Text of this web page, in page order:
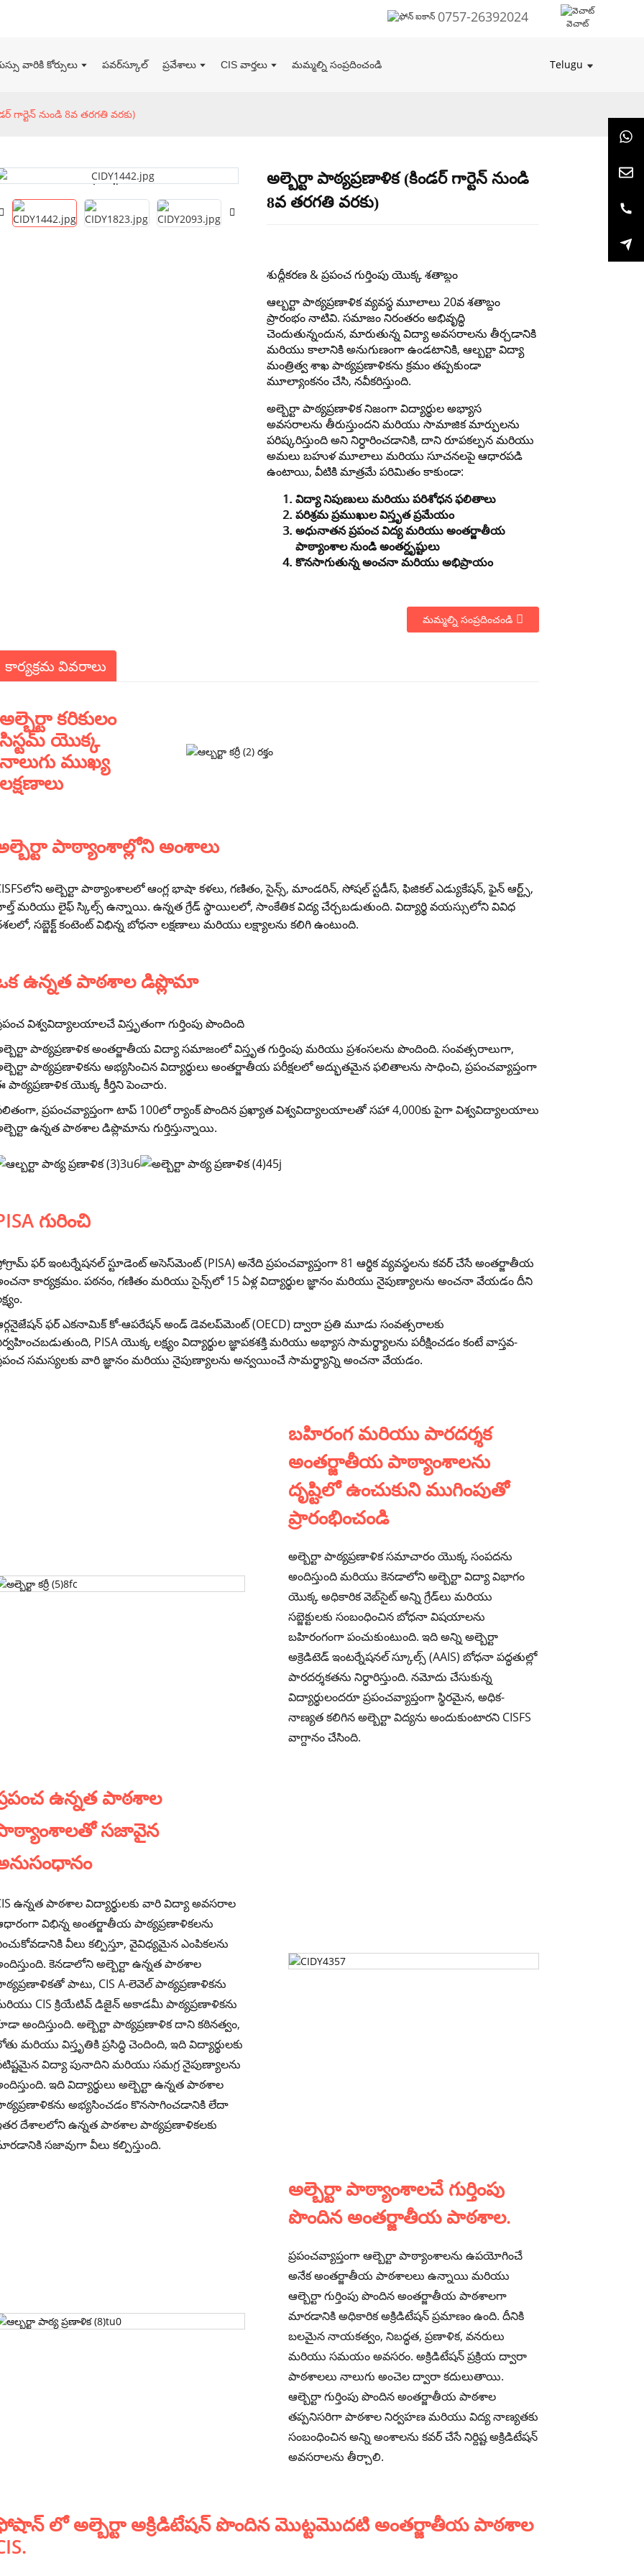
0757-26392024 వెచాట్
వారికి కోర్సులు పవర్‌స్కూల్ ప్రవేశాలు CIS వార్తలు మమ్మల్ని సంప్రదించండి Telugu
గార్టెన్ నుండి 8వ తరగతి వరకు)
Loading...
Loading... Loading...
Loading...
అల్బెర్టా పాఠ్యప్రణాళిక (కిండర్ గార్టెన్ నుండి
8వ తరగతి వరకు)
శుద్ధీకరణ & ప్రపంచ గుర్తింపు యొక్క శతాబ్దం
ఆల్బర్టా పాఠ్యప్రణాళిక వ్యవస్థ మూలాలు 20వ శతాబ్దం
ప్రారంభం నాటివి. సమాజం నిరంతరం అభివృద్ధి
చెందుతున్నందున, మారుతున్న విద్యా అవసరాలను తీర్చడానికి
మరియు కాలానికి అనుగుణంగా ఉండటానికి, ఆల్బర్టా విద్యా
మంత్రిత్వ శాఖ పాఠ్యప్రణాళికను క్రమం తప్పకుండా
మూల్యాంకనం చేసి, నవీకరిస్తుంది.
అల్బెర్టా పాఠ్యప్రణాళిక నిజంగా విద్యార్థుల అభ్యాస
అవసరాలను తీరుస్తుందని మరియు సామాజిక మార్పులను
పరిష్కరిస్తుంది అని నిర్ధారించడానికి, దాని రూపకల్పన మరియు
అమలు బహుళ మూలాలు మరియు సూచనలపై ఆధారపడి
ఉంటాయి, వీటికి మాత్రమే పరిమితం కాకుండా:
విద్యా నిపుణులు మరియు పరిశోధన ఫలితాలు
పరిశ్రమ ప్రముఖుల విస్తృత ప్రమేయం
అధునాతన ప్రపంచ విద్య మరియు అంతర్జాతీయ
పాఠ్యాంశాల నుండి అంతర్దృష్టులు
కొనసాగుతున్న అంచనా మరియు అభిప్రాయం
మమ్మల్ని సంప్రదించండి
కార్యక్రమ వివరాలు
అల్బెర్టా కరికులం
సిస్టమ్ యొక్క
నాలుగు ముఖ్య
లక్షణాలు
పాఠ్యాంశాల్లోని అంశాలు
అల్బెర్టా పాఠ్యాంశాలలో ఆంగ్ల భాషా కళలు, గణితం, సైన్స్, మాండరిన్, సోషల్ స్టడీస్, ఫిజికల్ ఎడ్యుకేషన్, ఫైన్ ఆర్ట్స్,
మరియు లైఫ్ స్కిల్స్ ఉన్నాయి. ఉన్నత గ్రేడ్ స్థాయిలలో, సాంకేతిక విద్య చేర్చబడుతుంది. విద్యార్థి వయస్సులోని వివిధ
సబ్జెక్ట్ కంటెంట్ విభిన్న బోధనా లక్షణాలు మరియు లక్ష్యాలను కలిగి ఉంటుంది.
ఉన్నత పాఠశాల డిప్లొమా
విశ్వవిద్యాలయాలచే విస్తృతంగా గుర్తింపు పొందింది
పాఠ్యప్రణాళిక అంతర్జాతీయ విద్యా సమాజంలో విస్తృత గుర్తింపు మరియు ప్రశంసలను పొందింది. సంవత్సరాలుగా,
పాఠ్యప్రణాళికను అభ్యసించిన విద్యార్థులు అంతర్జాతీయ పరీక్షలలో అద్భుతమైన ఫలితాలను సాధించి, ప్రపంచవ్యాప్తంగా
పాఠ్యప్రణాళిక యొక్క కీర్తిని పెంచారు.
ప్రపంచవ్యాప్తంగా టాప్ 100లో ర్యాంక్ పొందిన ప్రఖ్యాత విశ్వవిద్యాలయాలతో సహా 4,000కు పైగా విశ్వవిద్యాలయాలు
ఉన్నత పాఠశాల డిప్లొమాను గుర్తిస్తున్నాయి.
గురించి
ఫర్ ఇంటర్నేషనల్ స్టూడెంట్ అసెస్‌మెంట్ (PISA) అనేది ప్రపంచవ్యాప్తంగా 81 ఆర్థిక వ్యవస్థలను కవర్ చేసే అంతర్జాతీయ
కార్యక్రమం. పఠనం, గణితం మరియు సైన్స్‌లో 15 ఏళ్ల విద్యార్థుల జ్ఞానం మరియు నైపుణ్యాలను అంచనా వేయడం దీని
ఫర్ ఎకనామిక్ కో-ఆపరేషన్ అండ్ డెవలప్‌మెంట్ (OECD) ద్వారా ప్రతి మూడు సంవత్సరాలకు
PISA యొక్క లక్ష్యం విద్యార్థుల జ్ఞాపకశక్తి మరియు అభ్యాస సామర్థ్యాలను పరీక్షించడం కంటే వాస్తవ-
సమస్యలకు వారి జ్ఞానం మరియు నైపుణ్యాలను అన్వయించే సామర్థ్యాన్ని అంచనా వేయడం.
బహిరంగ మరియు పారదర్శక
అంతర్జాతీయ పాఠ్యాంశాలను
దృష్టిలో ఉంచుకుని ముగింపుతో
ప్రారంభించండి
అల్బెర్టా పాఠ్యప్రణాళిక సమాచారం యొక్క సంపదను
అందిస్తుంది మరియు కెనడాలోని అల్బెర్టా విద్యా విభాగం
యొక్క అధికారిక వెబ్‌సైట్ అన్ని గ్రేడ్‌లు మరియు
సబ్జెక్టులకు సంబంధించిన బోధనా విషయాలను
బహిరంగంగా పంచుకుంటుంది. ఇది అన్ని అల్బెర్టా
అక్రెడిటెడ్ ఇంటర్నేషనల్ స్కూల్స్ (AAIS) బోధనా పద్ధతుల్లో
పారదర్శకతను నిర్ధారిస్తుంది. నమోదు చేసుకున్న
విద్యార్థులందరూ ప్రపంచవ్యాప్తంగా స్థిరమైన, అధిక-
నాణ్యత కలిగిన అల్బెర్టా విద్యను అందుకుంటారని CISFS
వాగ్దానం చేసింది.
ఉన్నత పాఠశాల
సజావైన
ఉన్నత పాఠశాల విద్యార్థులకు వారి విద్యా అవసరాల
విభిన్న అంతర్జాతీయ పాఠ్యప్రణాళికలను
వీలు కల్పిస్తూ, వైవిధ్యమైన ఎంపికలను
కెనడాలోని అల్బెర్టా ఉన్నత పాఠశాల
పాటు, CIS A-లెవెల్ పాఠ్యప్రణాళికను
CIS క్రియేటివ్ డిజైన్ అకాడమీ పాఠ్యప్రణాళికను
అందిస్తుంది. అల్బెర్టా పాఠ్యప్రణాళిక దాని కఠినత్వం,
మరియు విస్తృతికి ప్రసిద్ధి చెందింది, ఇది విద్యార్థులకు
విద్యా పునాదిని మరియు సమగ్ర నైపుణ్యాలను
ఇది విద్యార్థులు అల్బెర్టా ఉన్నత పాఠశాల
అభ్యసించడం కొనసాగించడానికి లేదా
దేశాలలోని ఉన్నత పాఠశాల పాఠ్యప్రణాళికలకు
సజావుగా వీలు కల్పిస్తుంది.
అల్బెర్టా పాఠ్యాంశాలచే గుర్తింపు
పొందిన అంతర్జాతీయ పాఠశాల.
ప్రపంచవ్యాప్తంగా ఆల్బెర్టా పాఠ్యాంశాలను ఉపయోగించే
అనేక అంతర్జాతీయ పాఠశాలలు ఉన్నాయి మరియు
ఆల్బెర్టా గుర్తింపు పొందిన అంతర్జాతీయ పాఠశాలగా
మారడానికి అధికారిక అక్రిడిటేషన్ ప్రమాణం ఉంది. దీనికి
బలమైన నాయకత్వం, నిబద్ధత, ప్రణాళిక, వనరులు
మరియు సమయం అవసరం. అక్రిడిటేషన్ ప్రక్రియ ద్వారా
పాఠశాలలు నాలుగు అంచెల ద్వారా కదులుతాయి.
ఆల్బెర్టా గుర్తింపు పొందిన అంతర్జాతీయ పాఠశాల
తప్పనిసరిగా పాఠశాల నిర్వహణ మరియు విద్య నాణ్యతకు
సంబంధించిన అన్ని అంశాలను కవర్ చేసే నిర్దిష్ట అక్రిడిటేషన్
అవసరాలను తీర్చాలి.
లో అల్బెర్టా అక్రిడిటేషన్ పొందిన మొట్టమొదటి అంతర్జాతీయ పాఠశాల